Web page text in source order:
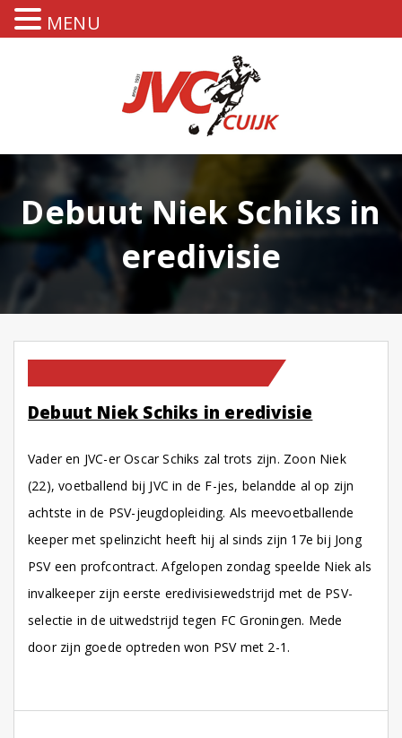
Debuut Niek Schiks in
eredivisie
Debuut Niek Schiks in eredivisie
Vader en JVC-er Oscar Schiks zal trots zijn. Zoon Niek
(22), voetballend bij JVC in de F-jes, belandde al op zijn
achtste in de PSV-jeugdopleiding. Als meevoetballende
keeper met spelinzicht heeft hij al sinds zijn 17e bij Jong
PSV een profcontract. Afgelopen zondag speelde Niek als
invalkeeper zijn eerste eredivisiewedstrijd met de PSV-
selectie in de uitwedstrijd tegen FC Groningen. Mede
door zijn goede optreden won PSV met 2-1.
MENU